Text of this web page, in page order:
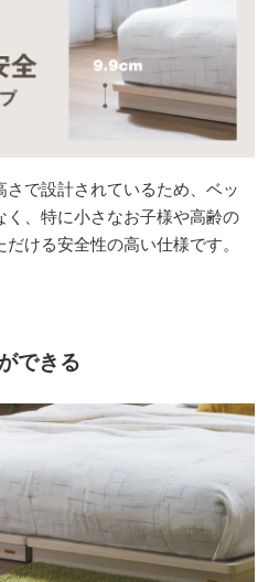
で設計されているため、ベッ
く、特に小さなお子様や高齢の
ける安全性の高い仕様です。
できる